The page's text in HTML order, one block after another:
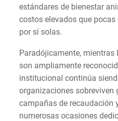
estándares de bienestar
costos elevados que
por sí solas.
Paradójicamente,
son ampliamente
institucional continúa
organizaciones sobreviven
campañas de recaudación
numerosas ocasiones